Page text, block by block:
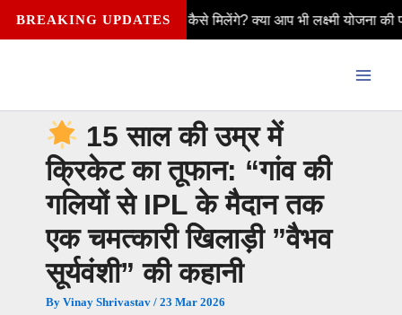
Skip
to
BREAKING UPDATES
₹2,500 कैसे मिलेंगे? क्या आप भी लक्ष्मी योजना की पात्र हैं—विवाहित,
15 साल की उम्र में
क्रिकेट का तूफान: “गांव की
गलियों से IPL के मैदान तक
एक चमत्कारी खिलाड़ी ”वैभव
सूर्यवंशी” की कहानी
By Vinay Shrivastav / 23 Mar 2026